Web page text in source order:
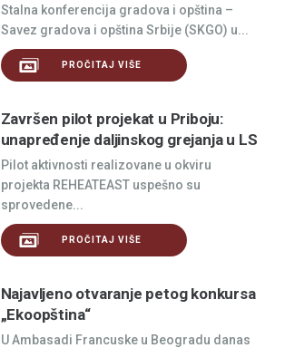
Stalna konferencija gradova i opština –
Savez gradova i opština Srbije (SKGO) u...
PROČITAJ VIŠE
Završen pilot projekat u Priboju:
unapređenje daljinskog grejanja u LS
Pilot aktivnosti realizovane u okviru
projekta REHEATEAST uspešno su
sprovedene...
PROČITAJ VIŠE
Najavljeno otvaranje petog konkursa
„Ekoopština“
U Ambasadi Francuske u Beogradu danas